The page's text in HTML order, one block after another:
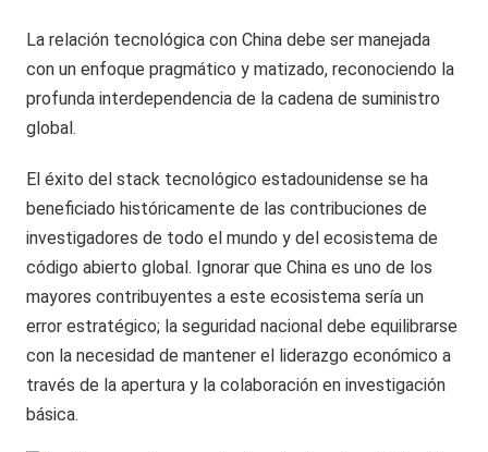
La relación tecnológica con China debe ser manejada
con un enfoque pragmático y matizado, reconociendo la
profunda interdependencia de la cadena de suministro
global.
El éxito del stack tecnológico estadounidense se ha
beneficiado históricamente de las contribuciones de
investigadores de todo el mundo y del ecosistema de
código abierto global. Ignorar que China es uno de los
mayores contribuyentes a este ecosistema sería un
error estratégico; la seguridad nacional debe equilibrarse
con la necesidad de mantener el liderazgo económico a
través de la apertura y la colaboración en investigación
básica.